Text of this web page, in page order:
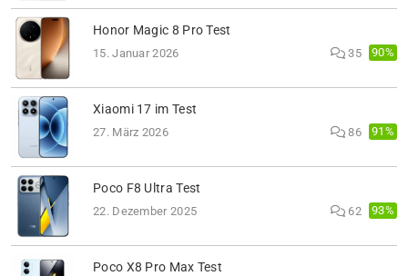
Honor Magic 8 Pro Test
15. Januar 2026 35 90%
Xiaomi 17 im Test
27. März 2026 86 91%
Poco F8 Ultra Test
22. Dezember 2025 62 93%
Poco X8 Pro Max Test